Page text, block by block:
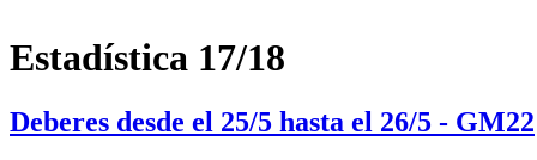
Estadística 17/18
Deberes desde el 25/5 hasta el 26/5 - GM22